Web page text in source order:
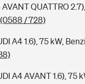
QUATTRO
(0588 / 728)
A4 1.6), 75 kW,
A4 AVANT 1.6), 75